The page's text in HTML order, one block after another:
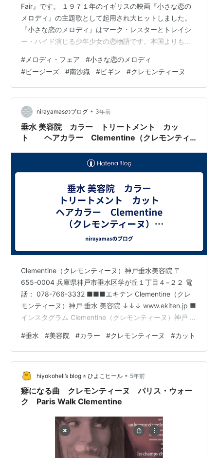
Fair』です。 １９７１年のイギリスの映画『小さな恋の
メロディ』の主題歌として起用され大ヒットしました。
『小さな恋のメロディ』はマーク・レスターとトレイシ
ー・ハイド演じる少年少女の恋物語です。本国よりも日
き比べていました。 lynyrdburitto.hatenablog.com 小さ
な恋のメロディのサウンドトラックのＬＰは大人気で女
子高生たちがアルバムを裸のままで持ち歩いているのを
よく見かけました。主演の二人とも実にかわいかったの
で人気があったのでしょうね。 Melody…
# メロディ・フェア #小さな恋のメロディ
#ビージーズ #南沙織 #ビギン #クレモンティーヌ
nirayamasのブログ • 3年前
垂水 美容院 カラー トリートメント カッ
ト ヘアカラー Clementine（クレモンティ
Clementine（クレモンティーヌ）神戸垂水美容院 〒
655-0004 兵庫県神戸市垂水区学が丘１丁目４−２２ 電
話： 078-766-3332 ■■■エキテン Clementine（クレ
モンティーヌ）神戸 垂水 美容院 ↓↓↓ www.ekiten.jp ■
インスタグラム Clementine（クレモンティーヌ）神戸 垂
https://www.instagram.com/clemen0702/?hl=ja 神戸市
垂水区学が丘の隠れ家的美容室・ヘアサロン
「Clementine（クレモンティーヌ）神戸垂水美容院」
は、カラーとトリートメントが得意な美容院です。カッ
ト、ヘアカ…
#垂水 #美容院 #カラー #クレモンティーヌ #カット
hiyokohell’s blog ⭐︎ ひよこヒール • 5年前
癖になる曲 クレモンティーヌ パリス・ウォー
ク Paris Walk Clementine